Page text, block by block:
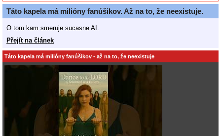
Táto kapela má milióny fanúšikov. Až na to, že neexistuje.
O tom kam smeruje sucasne AI.
Přejít na článek
Táto kapela má milióny fanúšikov - až na to, že neexistuje